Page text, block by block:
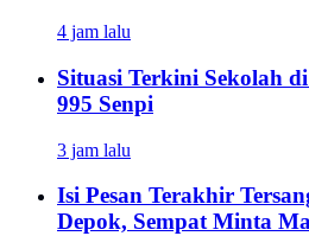
4 jam lalu
Situasi Terkini Sekolah
995 Senpi
3 jam lalu
Isi Pesan Terakhir
Depok, Sempat Minta